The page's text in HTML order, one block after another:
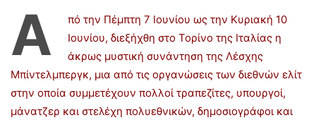
Α
πό την Πέμπτη 7 Ιουνίου ως την Κυριακή 10
Ιουνίου, διεξήχθη στο Τορίνο της Ιταλίας η
άκρως μυστική συνάντηση της Λέσχης
Μπίντελμπεργκ, μια από τις οργανώσεις των διεθνών ελίτ
στην οποία συμμετέχουν πολλοί τραπεζίτες, υπουργοί,
μάνατζερ και στελέχη πολυεθνικών, δημοσιογράφοι και